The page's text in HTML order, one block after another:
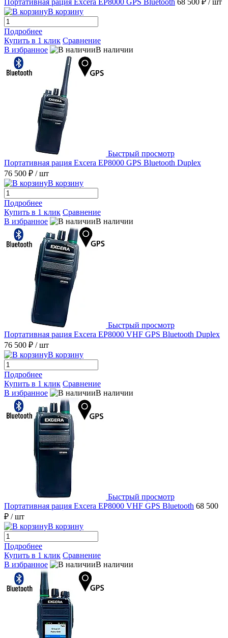
Портативная рация Excera EP8000 GPS Bluetooth 68 500 ₽ / шт
В корзину
Подробнее
Купить в 1 клик Сравнение
В избранное
В наличии
Быстрый просмотр
Портативная рация Excera EP8000 GPS Bluetooth Duplex
76 500 ₽ / шт
В корзину
Подробнее
Купить в 1 клик Сравнение
В избранное
В наличии
Быстрый просмотр
Портативная рация Excera EP8000 VHF GPS Bluetooth Duplex
76 500 ₽ / шт
В корзину
Подробнее
Купить в 1 клик Сравнение
В избранное
В наличии
Быстрый просмотр
Портативная рация Excera EP8000 VHF GPS Bluetooth 68 500
₽ / шт
В корзину
Подробнее
Купить в 1 клик Сравнение
В избранное
В наличии